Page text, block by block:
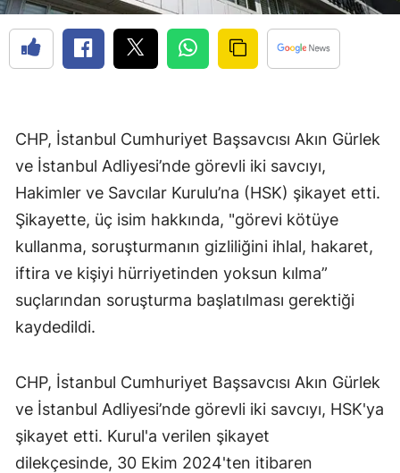
CHP, İstanbul Cumhuriyet Başsavcısı Akın Gürlek
ve İstanbul Adliyesi’nde görevli iki savcıyı,
Hakimler ve Savcılar Kurulu’na (HSK) şikayet etti.
Şikayette, üç isim hakkında, "görevi kötüye
kullanma, soruşturmanın gizliliğini ihlal, hakaret,
iftira ve kişiyi hürriyetinden yoksun kılma”
suçlarından soruşturma başlatılması gerektiği
kaydedildi.
CHP, İstanbul Cumhuriyet Başsavcısı Akın Gürlek
ve İstanbul Adliyesi’nde görevli iki savcıyı, HSK'ya
şikayet etti. Kurul'a verilen şikayet
dilekçesinde, 30 Ekim 2024'ten itibaren